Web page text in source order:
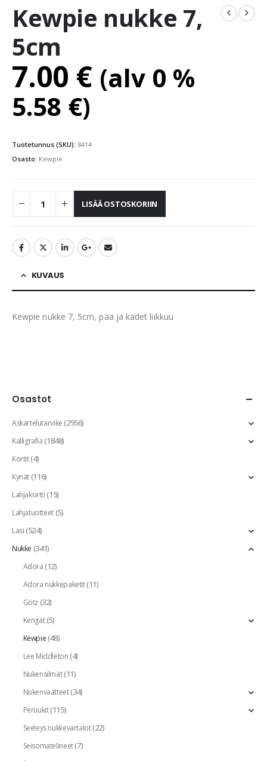
Kewpie nukke 7,
5cm
7.00 € (alv 0 %
5.58 €)
Tuotetunnus (SKU): 8414
Osasto: Kewpie
LISÄÄ OSTOSKORIIN
KUVAUS
Kewpie nukke 7, 5cm, pää ja kädet liikkuu
Osastot
Askartelutarvike(2956)
Kalligrafia(1848)
Kortit(4)
Kynät(116)
Lahjakortti(15)
Lahjatuotteet(5)
Lasi(524)
Nukke (341)
Adora(12)
Adora nukkepaketit(11)
Götz(32)
Kengät(5)
Kewpie(48)
Lee Middleton(4)
Nukensilmät(11)
Nukenvaatteet(34)
Peruukit(115)
Seeleys nukkevartalot(22)
Seisomatelineet(7)